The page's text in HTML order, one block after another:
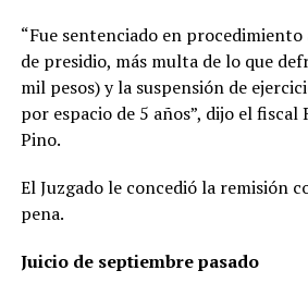
“Fue sentenciado en procedimiento
de presidio, más multa de lo que
mil pesos) y la suspensión de
por espacio de 5 años”, dijo el fiscal
Pino.
El Juzgado le concedió la remisión
pena.
Juicio de septiembre pasado